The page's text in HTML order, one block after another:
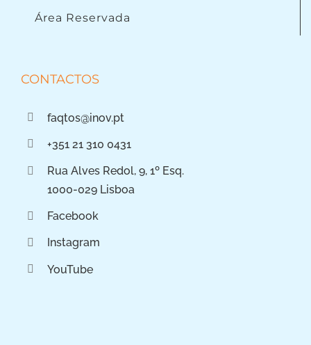
Área Reservada
CONTACTOS
faqtos@inov.pt
+351 21 310 0431
Rua Alves Redol, 9, 1º Esq.
1000-029 Lisboa
Facebook
Instagram
YouTube